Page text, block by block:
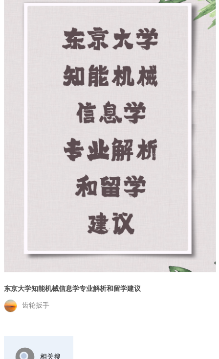
东京大学知能机械信息学专业解析和留学建议
齿轮扳手
相关搜